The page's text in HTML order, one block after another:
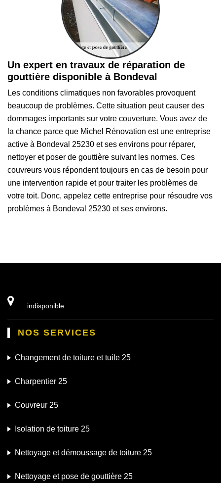
Un expert en travaux de réparation de
gouttière disponible à Bondeval
Les conditions climatiques non favorables provoquent
beaucoup de problèmes. Cette situation peut causer des
dommages importants sur votre couverture. Vous avez de
la chance parce que Michel Rénovation est une entreprise
active à Bondeval 25230 et ses environs pour réparer,
nettoyer et poser de gouttière suivant les normes. Ces
couvreurs vous répondent toujours en cas de besoin pour
une intervention rapide et pour traiter les problèmes de
votre toit. Donc, appelez cette entreprise pour résoudre vos
problèmes à Bondeval 25230 et ses environs.
indisponible
NOS SERVICES
Changement de toiture et tuile 25
Charpentier 25
Couvreur 25
Isolation de toiture 25
Nettoyage et démoussage de toiture 25
Nettoyage et pose de gouttière 25